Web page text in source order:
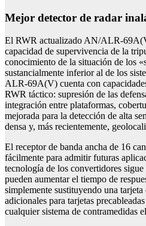
mejor detector de radar
El RWR actualizado AN/ALR-
capacidad de supervivencia de la
conocimiento de la situación de los
sustancialmente inferior al de los
ALR-69A(V) cuenta con
RWR táctico: supresión de las
integración entre plataformas,
mejorada para la detección de alta
densa y, más recientemente,
El receptor de banda ancha de 16
fácilmente para admitir futuras
tecnología de los convertidores
pueden aumentar el tiempo de
simplemente sustituyendo una
adicionales para tarjetas
cualquier sistema de contramedidas